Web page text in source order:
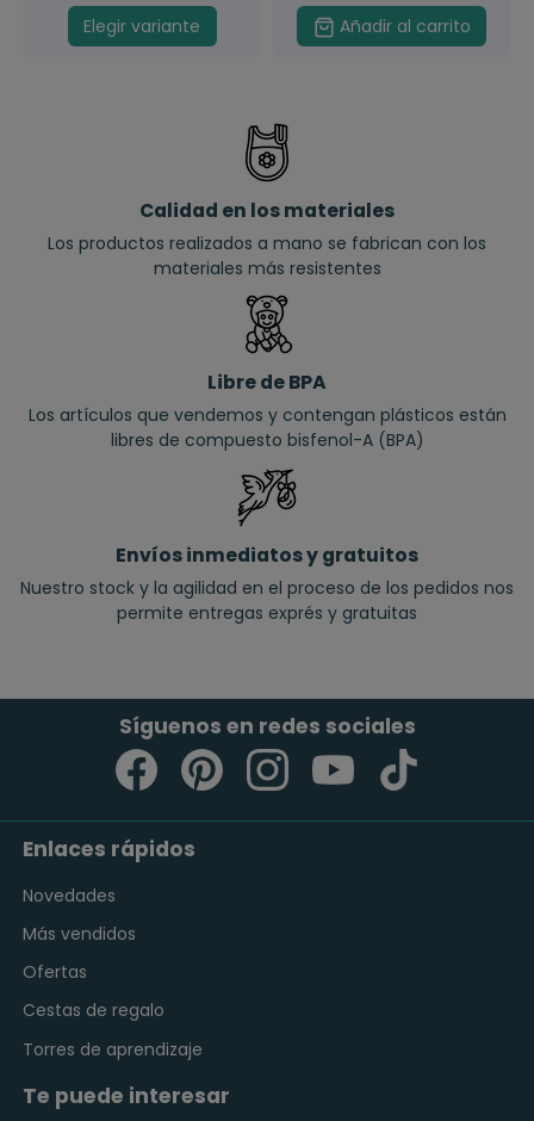
Elegir variante Añadir al carrito
Calidad en los materiales
Los productos realizados a mano se fabrican con los
materiales más resistentes
Libre de BPA
Los artículos que vendemos y contengan plásticos están
libres de compuesto bisfenol-A (BPA)
Envíos inmediatos y gratuitos
Nuestro stock y la agilidad en el proceso de los pedidos nos
permite entregas exprés y gratuitas
Síguenos en redes sociales
Enlaces rápidos
Novedades
Más vendidos
Ofertas
Cestas de regalo
Torres de aprendizaje
Te puede interesar